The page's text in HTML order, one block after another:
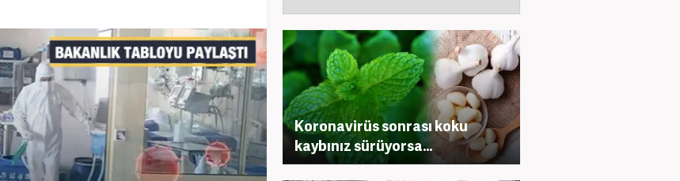
Koronavirüs sonrası koku
kaybınız sürüyorsa...